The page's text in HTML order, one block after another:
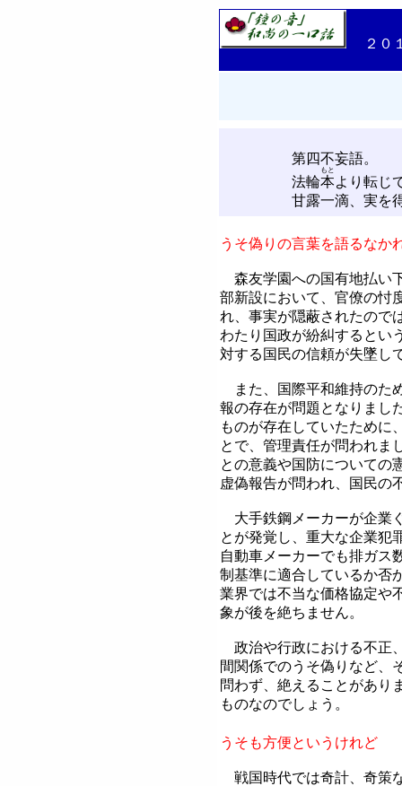
２０
第四不妄語。
法輪本
もと
より転じ
甘露一滴、実を得
うそ偽りの言葉を語るなか
森友学園への国有地払い
部新設において、官僚の忖
れ、事実が隠蔽されたので
わたり国政が紛糾するとい
対する国民の信頼が失墜し
また、国際平和維持のた
報の存在が問題となりまし
ものが存在していたために
とで、管理責任が問われま
との意義や国防についての
虚偽報告が問われ、国民の
大手鉄鋼メーカーが企業
とが発覚し、重大な企業犯
自動車メーカーでも排ガス
制基準に適合しているか否
業界では不当な価格協定や
象が後を絶ちません。
政治や行政における不正
間関係でのうそ偽りなど、
問わず、絶えることがあり
ものなのでしょう。
うそも方便というけれど
戦国時代では奇計、奇策